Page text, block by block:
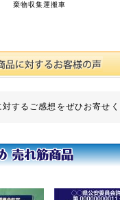
棄物収集運搬車
対するご感想をぜひお寄せ